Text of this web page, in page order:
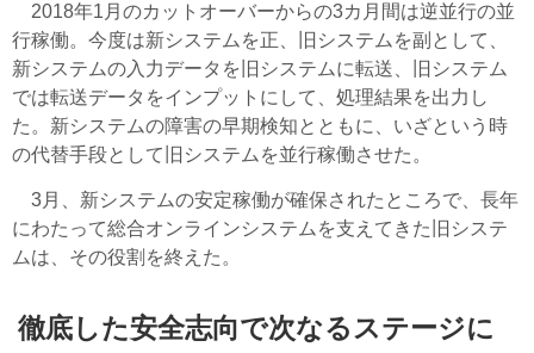
2018年1月のカットオーバーからの3カ月間は逆並行の並
行稼働。今度は新システムを正、旧システムを副として、
新システムの入力データを旧システムに転送、旧システム
では転送データをインプットにして、処理結果を出力し
た。新システムの障害の早期検知とともに、いざという時
の代替手段として旧システムを並行稼働させた。
3月、新システムの安定稼働が確保されたところで、長年
にわたって総合オンラインシステムを支えてきた旧システ
ムは、その役割を終えた。
徹底した安全志向で次なるステージに